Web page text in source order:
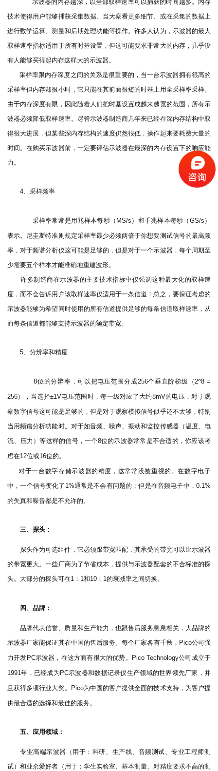
技术使得用户能够捕获采集数据、当大察看更多细节、或在采集的数据上
进行数学运算、测量和后期处理功能等操作。许多人认为，示波器的最大
取样速率指标适用于所有时基设置，但这可能要求非常大的内存，几乎没
有人能够买得起内存这样大的示波器。
采样率跟内存深度之间的关系是很重要的，当一台示波器拥有很高的
采样率但内存却很小时，它只能在其前面很短的时基上用全采样率采样。
由于内存深度有限，因此随着人们把时基设置成越来越宽的范围，所有示
波器必须降低取样速率。尽管示波器制造商几年来已经在深内存结构中取
得很大进展，但某些深内存结构的速度仍然很低，操作起来要耗费大量的
时间。在购买示波器前，一定要评估示波器在最深的内存设置下的响应能
力。
4 、采样频率
采样率常常是用兆样本每秒（ MS/s ）和千兆样本每秒（ GS/s ）
表示。尼圭斯特准则规定采样率最少必须两倍于你想要测试信号的最高频
率，对于频谱分析仪这可能是足够的，但是对于一个示波器，每个周期至
少需要五个样本才能准确地重建波形。
许多制造商在示波器的主要技术指标中仅强调这种最大化的取样速
度，而不会告诉用户该取样速率仅适用于一条信道！总之，要保证考虑的
示波器能够为希望同时使用的所有信道提供足够的每条信道取样速率，从
而每条信道都能够支持示波器的额定带宽。
5 、分辨率和精度
8位的分辨率，可以把电压范围分成256个垂直阶梯级（ 2^8 =
256），当选择±1V电压范围时，每一级对应了大约8mV的电压，对于观
察数字信号这可能是足够的，但是对于观察模拟信号似乎还不太够，特别
当用频谱分析功能时。对于如音频、噪声、振动和监控传感器（温度、电
流、压力）等这样的信号，一个8位的示波器常常是不合适的，你应该考
虑在12位或16位的。
对于一台数字存储示波器的精度，这常常没被重视的。在数字电子
中，一个信号变化了 1%通常是不会有问题的；但是在音频电子中，0.1%
的失真和噪音都是不允许的。
三、探头：
探头作为可选组件，它必须跟带宽匹配，其承受的带宽可以比示波器
的带宽更大。一些厂商为了节省成本，提供与示波器配套的不合标准的探
头。大部分的探头可在1 ： 1和10 ： 1 的衰减率之间切换。
四、品牌：
品牌代表信誉、质量和生产能力，也跟售后服务息息相关，大品牌的
示波器厂家能保证其在中国的售后服务。每个厂家各有千秋， Pico公司强
力开发PC示波器，在这方面有很大的优势。 Pico Technology公司成立于
1991年，已经成为PC示波器和数据记录仪生产领域的世界领先厂家，并
且获得多项行业大奖。
Pico为中国的客户提供全面的技术支持，为客户提
供最合适的选择和最佳的服务。
五、应用领域：
专业高端示波器（用于：科研、生产线、音频测试、专业工程师测
试）和业余爱好者（用于：学生实验室、基本测量、对精度要求不高的测